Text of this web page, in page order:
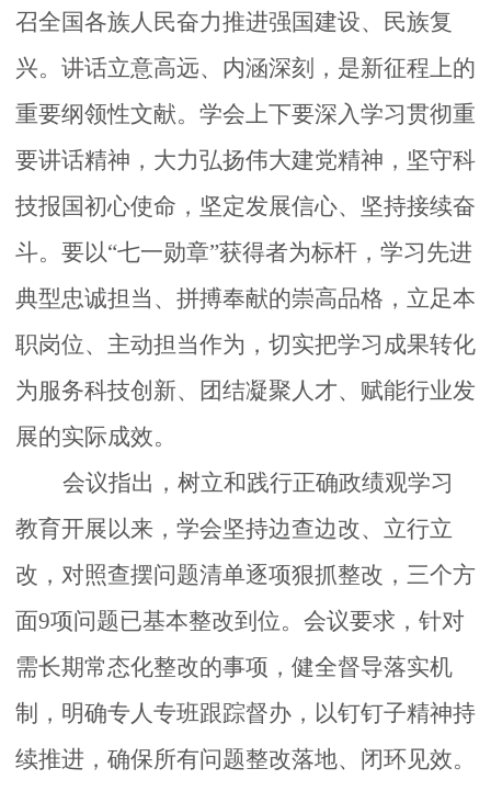
召全国各族人民奋力推进强国建设、民族复
兴。讲话立意高远、内涵深刻，是新征程上的
重要纲领性文献。学会上下要深入学习贯彻重
要讲话精神，大力弘扬伟大建党精神，坚守科
技报国初心使命，坚定发展信心、坚持接续奋
斗。要以“七一勋章”获得者为标杆，学习先进
典型忠诚担当、拼搏奉献的崇高品格，立足本
职岗位、主动担当作为，切实把学习成果转化
为服务科技创新、团结凝聚人才、赋能行业发
展的实际成效。
会议指出，树立和践行正确政绩观学习
教育开展以来，学会坚持边查边改、立行立
改，对照查摆问题清单逐项狠抓整改，三个方
面9项问题已基本整改到位。会议要求，针对
需长期常态化整改的事项，健全督导落实机
制，明确专人专班跟踪督办，以钉钉子精神持
续推进，确保所有问题整改落地、闭环见效。